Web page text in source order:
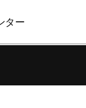
ター